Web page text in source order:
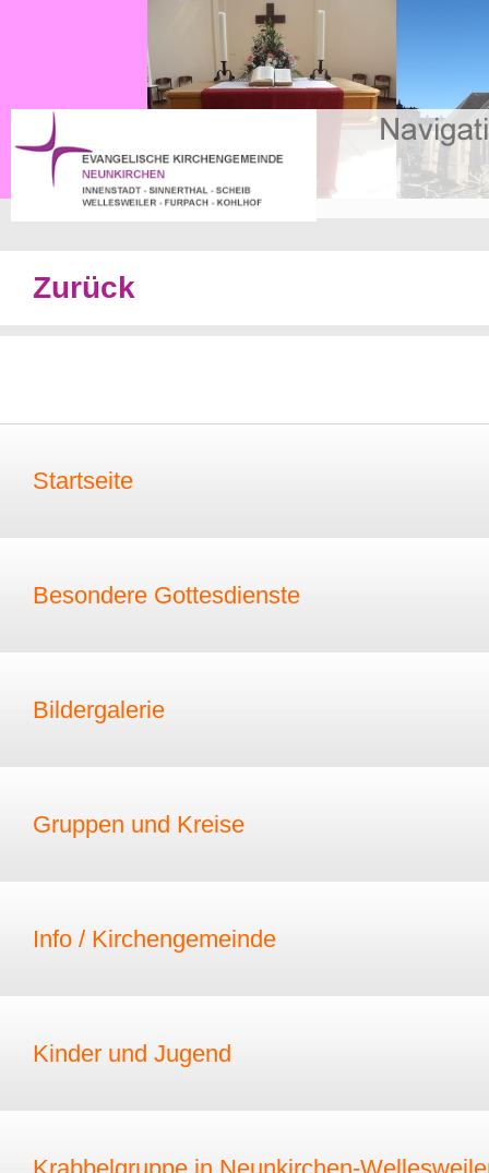
Zurück
Startseite
Besondere Gottesdienste
Bildergalerie
Gruppen und Kreise
Info / Kirchengemeinde
Kinder und Jugend